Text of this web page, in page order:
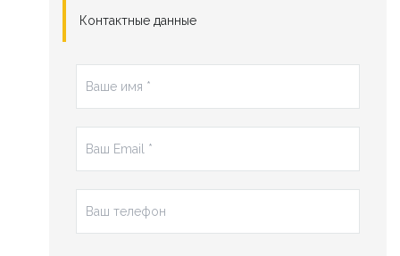
Контактные данные